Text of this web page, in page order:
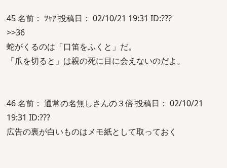
45 名前： ﾂｬｱ 投稿日： 02/10/21 19:31 ID:???
>>36
蛇がくるのは「口笛をふくと」だ。
「爪を切ると」は親の死に目に会えないのだよ。
46 名前： 通常の名無しさんの３倍 投稿日： 02/10/21
19:31 ID:???
広告の裏が白いものはメモ紙として取っておく